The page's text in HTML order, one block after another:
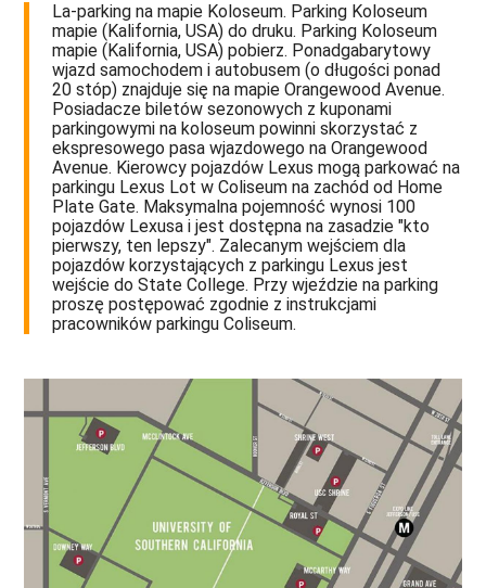
La-parking na mapie Koloseum. Parking Koloseum
mapie (Kalifornia, USA) do druku. Parking Koloseum
mapie (Kalifornia, USA) pobierz. Ponadgabarytowy
wjazd samochodem i autobusem (o długości ponad
20 stóp) znajduje się na mapie Orangewood Avenue.
Posiadacze biletów sezonowych z kuponami
parkingowymi na koloseum powinni skorzystać z
ekspresowego pasa wjazdowego na Orangewood
Avenue. Kierowcy pojazdów Lexus mogą parkować na
parkingu Lexus Lot w Coliseum na zachód od Home
Plate Gate. Maksymalna pojemność wynosi 100
pojazdów Lexusa i jest dostępna na zasadzie "kto
pierwszy, ten lepszy". Zalecanym wejściem dla
pojazdów korzystających z parkingu Lexus jest
wejście do State College. Przy wjeździe na parking
proszę postępować zgodnie z instrukcjami
pracowników parkingu Coliseum.